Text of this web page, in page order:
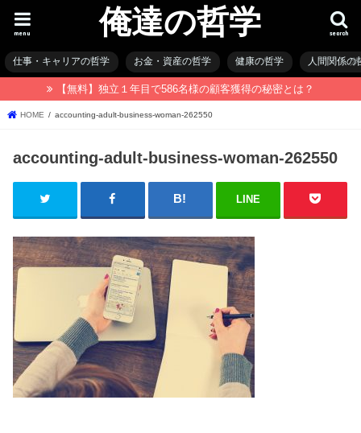
俺達の哲学 search
menu
仕事・キャリアの哲学 お金・資産の哲学 健康の哲学 人間関係の
【無料】独立１年目で586名様の顧客獲得の秘密とは？
HOME accounting-adult-business-woman-262550
accounting-adult-business-woman-262550
LINE